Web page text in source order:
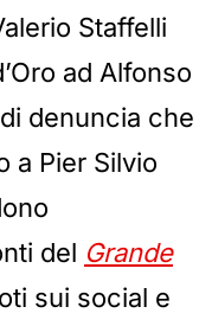
Staffelli
ad Alfonso
denuncia che
a Pier Silvio
del Grande
sui social e